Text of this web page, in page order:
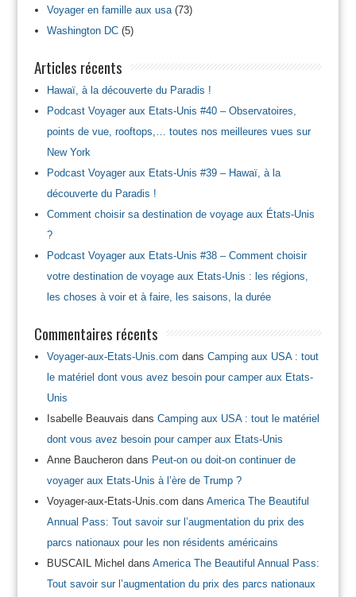
Voyager en famille aux usa(73)
Washington DC(5)
Articles récents
Hawaï, à la découverte du Paradis !
Podcast Voyager aux Etats-Unis #40 – Observatoires,
points de vue, rooftops,… toutes nos meilleures vues sur
New York
Podcast Voyager aux Etats-Unis #39 – Hawaï, à la
découverte du Paradis !
Comment choisir sa destination de voyage aux États-Unis
?
Podcast Voyager aux Etats-Unis #38 – Comment choisir
votre destination de voyage aux Etats-Unis : les régions,
les choses à voir et à faire, les saisons, la durée
Commentaires récents
Voyager-aux-Etats-Unis.com dans Camping aux USA : tout
le matériel dont vous avez besoin pour camper aux Etats-
Unis
Isabelle Beauvais dans Camping aux USA : tout le matériel
dont vous avez besoin pour camper aux Etats-Unis
Anne Baucherondans Peut-on ou doit-on continuer de
voyager aux Etats-Unis à l’ère de Trump ?
Voyager-aux-Etats-Unis.com dans America The Beautiful
Annual Pass: Tout savoir sur l’augmentation du prix des
parcs nationaux pour les non résidents américains
BUSCAIL Michel dans America The Beautiful Annual Pass:
Tout savoir sur l’augmentation du prix des parcs nationaux